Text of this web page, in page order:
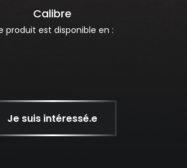
Calibre
produit est disponible en :
Je suis intéressé.e